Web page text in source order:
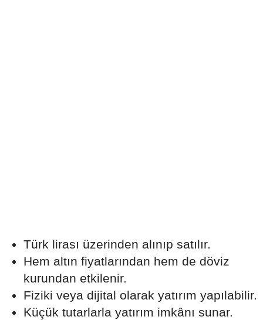
Türk lirası üzerinden alınıp satılır.
Hem altın fiyatlarından hem de döviz
kurundan etkilenir.
Fiziki veya dijital olarak yatırım yapılabilir.
Küçük tutarlarla yatırım imkânı sunar.